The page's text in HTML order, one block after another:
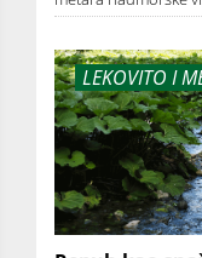
LEKOVITO I